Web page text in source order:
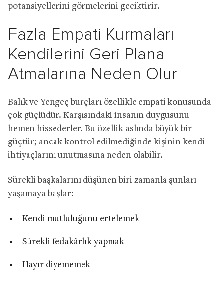
potansiyellerini görmelerini geciktirir.
Fazla Empati Kurmaları
Kendilerini Geri Plana
Atmalarına Neden Olur
Balık ve Yengeç burçları özellikle empati konusunda
çok güçlüdür. Karşısındaki insanın duygusunu
hemen hissederler. Bu özellik aslında büyük bir
güçtür; ancak kontrol edilmediğinde kişinin kendi
ihtiyaçlarını unutmasına neden olabilir.
Sürekli başkalarını düşünen biri zamanla şunları
yaşamaya başlar:
Kendi mutluluğunu ertelemek
Sürekli fedakârlık yapmak
Hayır diyememek